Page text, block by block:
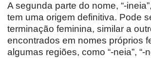
A segunda parte do nome, “-
tem uma origem definitiva. Pode
terminação feminina, similar a
encontrados em nomes próprios
algumas regiões, como “-neia”, “-